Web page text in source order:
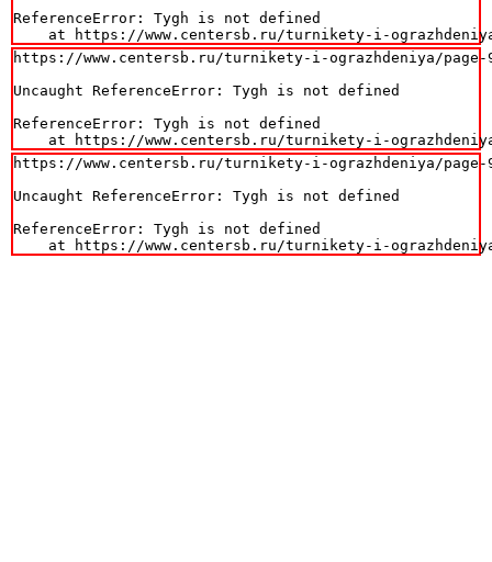
ReferenceError: Tygh is not defined
at https://www.centersb.ru/turnikety-i-
https://www.centersb.ru/turnikety-i-ograzhdeniya/page-
Uncaught ReferenceError: Tygh is not defined
ReferenceError: Tygh is not defined
at https://www.centersb.ru/turnikety-i-
https://www.centersb.ru/turnikety-i-ograzhdeniya/page-
Uncaught ReferenceError: Tygh is not defined
ReferenceError: Tygh is not defined
at https://www.centersb.ru/turnikety-i-